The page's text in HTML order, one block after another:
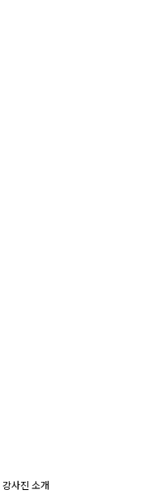
강사진 소개